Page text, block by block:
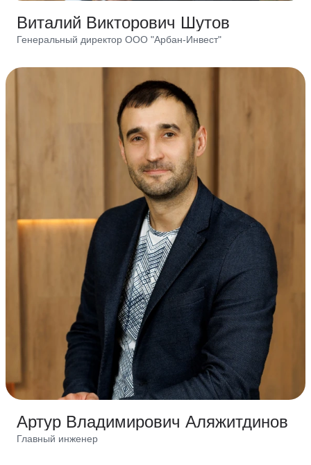
Виталий Викторович Шутов
Генеральный директор ООО "Арбан-Инвест"
Артур Владимирович Аляжитдинов
Главный инженер